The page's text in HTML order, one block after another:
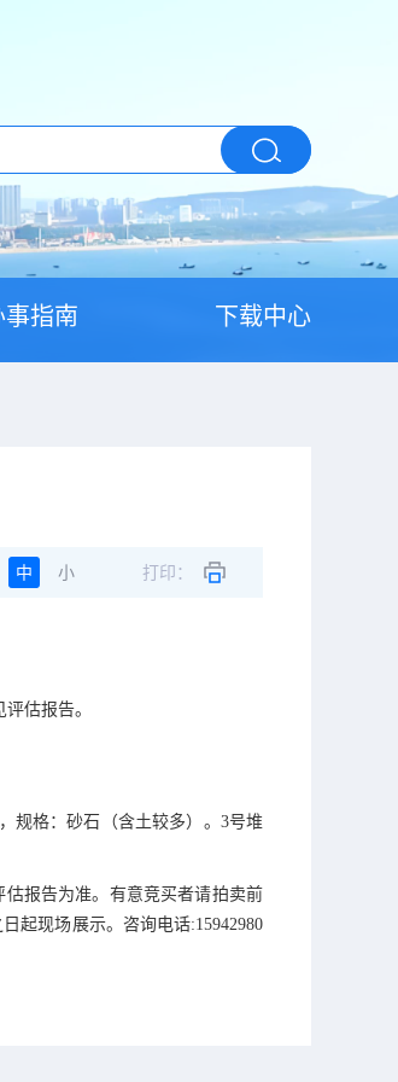
事指南 下载中心
中 小 打印：
估报告。
规格：砂石（含土较多）。 3号堆
报告为准。有意竞买者请拍卖前
起现场展示。咨询电话:15942980